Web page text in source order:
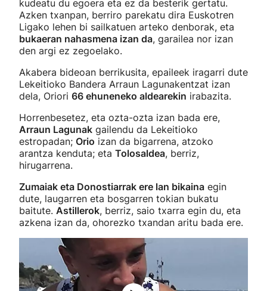
kudeatu du egoera eta ez da besterik gertatu.
Azken txanpan, berriro parekatu dira Euskotren
Ligako lehen bi sailkatuen arteko denborak, eta
bukaeran nahasmena izan da, garailea nor izan
den argi ez zegoelako.
Akabera bideoan berrikusita, epaileek iragarri dute
Lekeitioko Bandera Arraun Lagunakentzat izan
dela, Oriori 66 ehuneneko aldearekin irabazita.
Horrenbesetez, eta ozta-ozta izan bada ere,
Arraun Lagunak gailendu da Lekeitioko
estropadan; Orio izan da bigarrena, atzoko
arantza kenduta; eta Tolosaldea, berriz,
hirugarrena.
Zumaiak eta Donostiarrak ere lan bikaina egin
dute, laugarren eta bosgarren tokian bukatu
baitute. Astillerok, berriz, saio txarra egin du, eta
azkena izan da, ohorezko txandan aritu bada ere.